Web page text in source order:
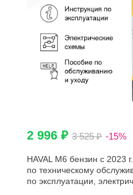
2 996 ₽ 3 525 ₽ -15%
HAVAL M6 бензин с 2023
по техническому
по эксплуатации,